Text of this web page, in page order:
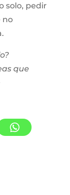
solo, pedir
no
que